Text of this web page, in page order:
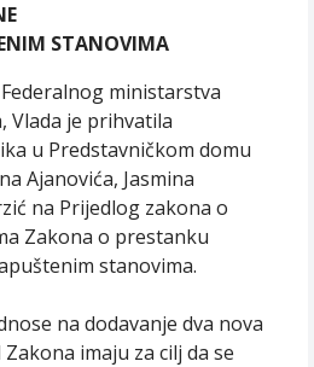
STANOVIMA
ministarstva
je prihvatila
u Predstavničkom domu
Ajanovića, Jasmina
na Prijedlog zakona o
Zakona o prestanku
stanovima.
na dodavanje dva nova
Zakona imaju za cilj da se